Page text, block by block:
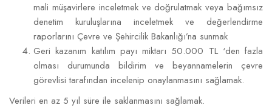
mali müşavirlere inceletmek ve doğrulatmak veya bağımsız
denetim kuruluşlarına inceletmek ve değerlendirme
raporlarını Çevre ve Şehircilik Bakanlığı’na sunmak
Geri kazanım katılım payı miktarı 50.000 TL ‘den fazla
olması durumunda bildirim ve beyannamelerin çevre
görevlisi tarafından incelenip onaylanmasını sağlamak.
Verileri en az 5 yıl süre ile saklanmasını sağlamak.